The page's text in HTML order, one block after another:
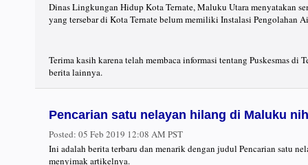
Dinas Lingkungan Hidup Kota Ternate, Maluku Utara menyatakan
yang tersebar di Kota Ternate belum memiliki Instalasi Pengolahan
Terima kasih karena telah membaca informasi tentang Puskesmas
berita lainnya.
Pencarian satu nelayan hilang di Maluku
Posted: 05 Feb 2019 12:08 AM PST
Ini adalah berita terbaru dan menarik dengan judul Pencarian satu
menyimak artikelnya.